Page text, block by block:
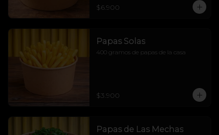
$6.900
Papas Solas
400 gramos de papas de la casa
$3.900
Papas de Las Mechas